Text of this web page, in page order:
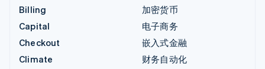
Billing
Capital
Checkout
Climate
加密货币
电子商务
嵌入式金融
财务自动化